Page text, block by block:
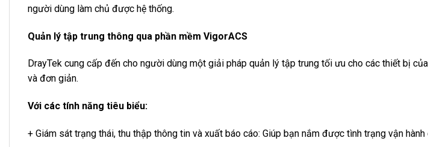
người dùng làm chủ được hệ thống.
Quản lý tập trung thông qua phần mềm VigorACS
DrayTek cung cấp đến cho người dùng một giải pháp quản lý tập trung tối ưu cho các thiết bị
và đơn giản.
Với các tính năng tiêu biểu:
+ Giám sát trạng thái, thu thập thông tin và xuất báo cáo: Giúp bạn nắm được tình trạng vận